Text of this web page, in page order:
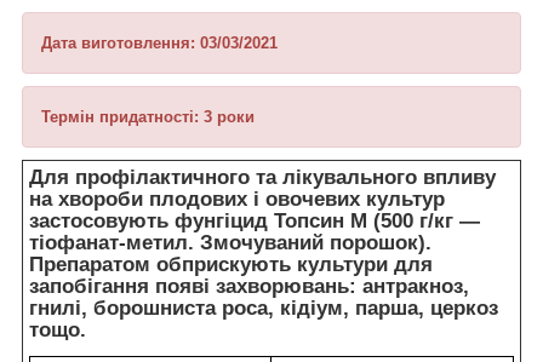
Дата виготовлення: 03/03/2021
Термін придатності: 3 роки
Для профілактичного та лікувального впливу
на хвороби плодових і овочевих культур
застосовують фунгіцид Топсин M (500 г/кг —
тіофанат-метил. Змочуваний порошок).
Препаратом обприскують культури для
запобігання появі захворювань: антракноз,
гнилі, борошниста роса, кідіум, парша, церкоз
тощо.